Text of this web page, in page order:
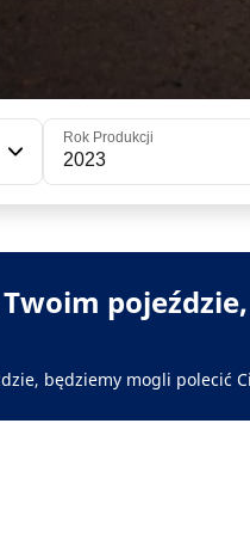
Rok Produkcji
2023
będziemy mogli polecić